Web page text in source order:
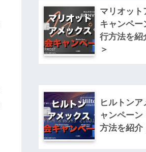
マリオット
キャンペー
行方法を紹
＞
ヒルトン
ャンペー
方法を紹介